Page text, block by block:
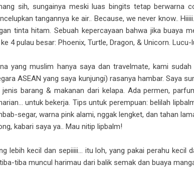
sih, sungainya meski luas bingits tetap berwarna
tangannya ke air.. Because, we never know..
tinta hitam. Sebuah kepercayaan bahwa jika buaya
4 pulau besar: Phoenix, Turtle, Dragon, & Unicorn. Lucu-
yang muslim hanya saya dan travelmate, kami
ASEAN yang saya kunjungi) rasanya hambar. Saya
barang & makanan dari kelapa. Ada permen,
untuk bekerja. Tips untuk perempuan: belilah
segar, warna pink alami, nggak lengket, dan tahan
kabari saya ya.. Mau nitip lipbalm!
lebih kecil dan sepiiiii… itu loh, yang pakai perahu kecil
tiba muncul harimau dari balik semak dan buaya